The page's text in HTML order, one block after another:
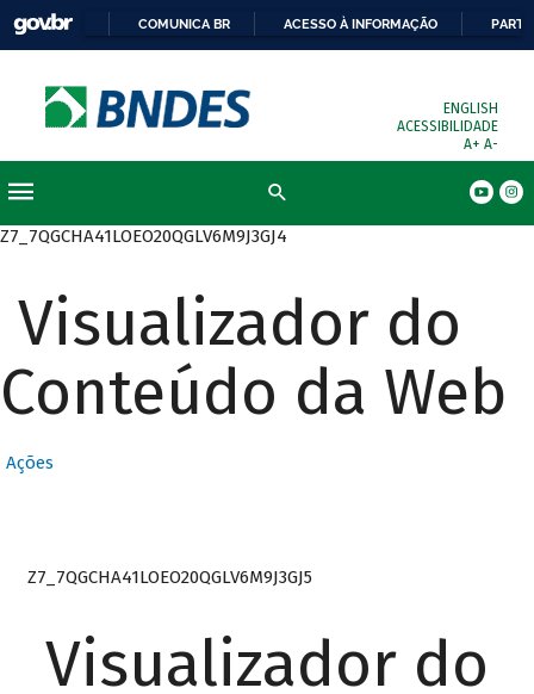
COMUNICA BR ACESSO À INFORMAÇÃO
ENGLISH
ACESSIBILIDADE
A+ A-
Z7_7QGCHA41LOEO20QGLV6M9J3GJ4
Visualizador do
Conteúdo da Web
Ações
Z7_7QGCHA41LOEO20QGLV6M9J3GJ5
Visualizador do